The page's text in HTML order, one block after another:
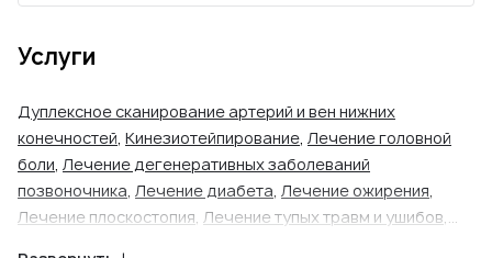
Услуги
Дуплексное сканирование артерий и вен нижних
конечностей, Кинезиотейпирование, Лечение головной
боли, Лечение дегенеративных заболеваний
позвоночника, Лечение диабета, Лечение ожирения,
Лечение плоскостопия, Лечение тупых травм и ушибов,